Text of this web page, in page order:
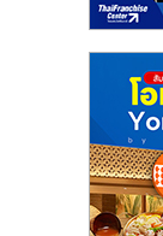
ไชส์
แฟ